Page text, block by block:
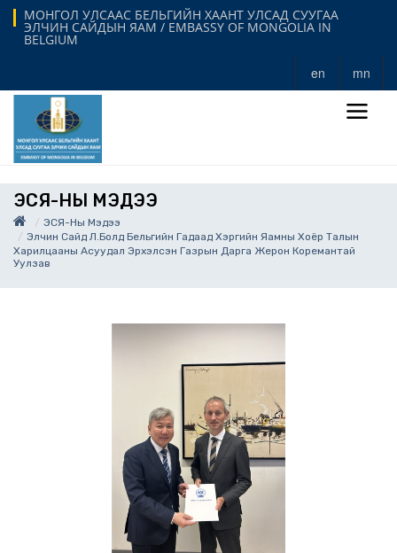
МОНГОЛ УЛСААС БЕЛЬГИЙН ХААНТ УЛСАД СУУГАА
ЭЛЧИН САЙДЫН ЯАМ / EMBASSY OF MONGOLIA IN
BELGIUM
en mn
ЭСЯ-НЫ МЭДЭЭ
ЭСЯ-Ны Мэдээ
Элчин Сайд Л.Болд Бельгийн Гадаад Хэргийн Яамны Хоёр Талын
Харилцааны Асуудал Эрхэлсэн Газрын Дарга Жерон Коремантай
Уулзав